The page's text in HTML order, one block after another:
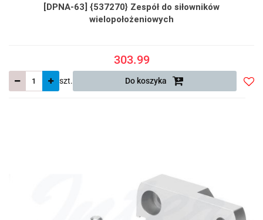
[DPNA-63] {537270} Zespół do siłowników
wielopołożeniowych
303.99
szt. Do koszyka